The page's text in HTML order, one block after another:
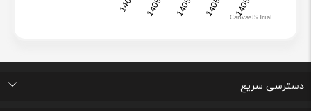
دسترسی سریع